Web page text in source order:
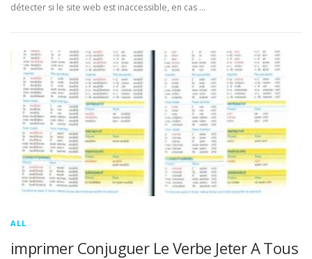
détecter si le site web est inaccessible, en cas …
ALL
imprimer Conjuguer Le Verbe Jeter A Tous